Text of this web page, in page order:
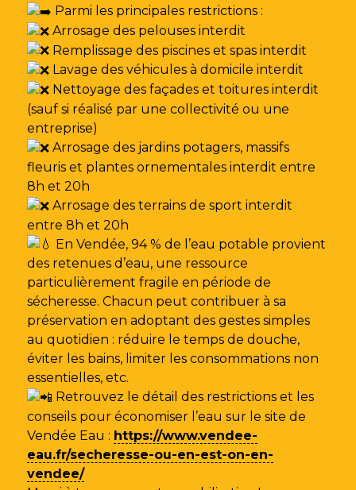
Parmi les principales restrictions :
Arrosage des pelouses interdit
Remplissage des piscines et spas interdit
Lavage des véhicules à domicile interdit
Nettoyage des façades et toitures interdit
(sauf si réalisé par une collectivité ou une
entreprise)
Arrosage des jardins potagers, massifs
fleuris et plantes ornementales interdit entre
8h et 20h
Arrosage des terrains de sport interdit
entre 8h et 20h
En Vendée, 94 % de l’eau potable provient
des retenues d’eau, une ressource
particulièrement fragile en période de
sécheresse. Chacun peut contribuer à sa
préservation en adoptant des gestes simples
au quotidien : réduire le temps de douche,
éviter les bains, limiter les consommations non
essentielles, etc.
Retrouvez le détail des restrictions et les
conseils pour économiser l’eau sur le site de
Vendée Eau : https://www.vendee-
eau.fr/secheresse-ou-en-est-on-en-
vendee/